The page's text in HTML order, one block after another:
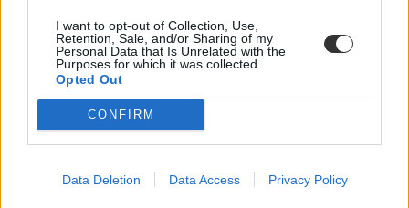
I want to opt-out of Collection, Use,
Retention, Sale, and/or Sharing of my
Personal Data that Is Unrelated with the
Purposes for which it was collected.
Opted Out
CONFIRM
Data Deletion Data Access Privacy Policy